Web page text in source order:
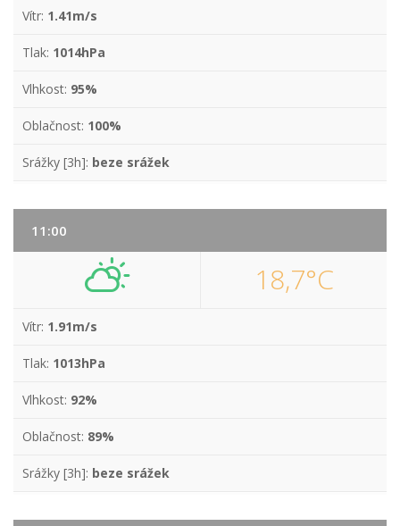
Vítr: 1.41m/s
Tlak: 1014hPa
Vlhkost: 95%
Oblačnost: 100%
Srážky [3h]: beze srážek
11:00
18,7°C
Vítr: 1.91m/s
Tlak: 1013hPa
Vlhkost: 92%
Oblačnost: 89%
Srážky [3h]: beze srážek